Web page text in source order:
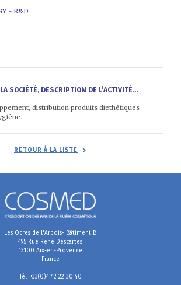
- R&D
SOCIÉTÉ, DESCRIPTION DE L’ACTIVITÉ...
distribution produits diethétiques
RETOUR À LA LISTE
Les Ocres de l'Arbois- Bâtiment B
495 Rue René Descartes
13100 Aix-en-Provence
France
Tél: +33(0)4 42 22 30 40